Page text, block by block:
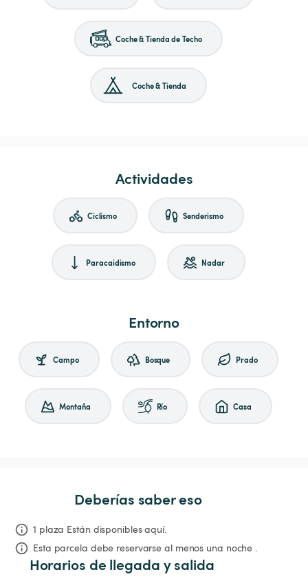
Coche & Tienda de Techo
Coche & Tienda
Actividades
Ciclismo Senderismo
Paracaidismo Nadar
Entorno
Campo Bosque Prado
Montaña Río Casa
Deberías saber eso
1 plaza Están disponibles aquí.
Esta parcela debe reservarse al menos una noche .
Horarios de llegada y salida